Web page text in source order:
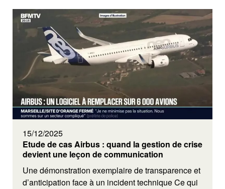
15/12/2025
Etude de cas Airbus : quand la gestion de crise
devient une leçon de communication
Une démonstration exemplaire de transparence et
d’anticipation face à un incident technique Ce qui